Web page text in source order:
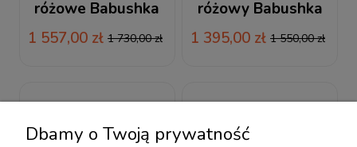
różowe Babushka
1 557,00 zł 1 730,00 zł
różowy Babushka
1 395,00 zł 1 550,00 zł
Dbamy o Twoją prywatność